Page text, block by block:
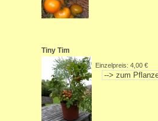
Tiny Tim
Einzelpreis: 4,00 €